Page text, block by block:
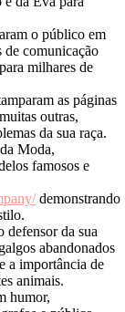
o público em
comunicação
milhares de
as páginas
outras,
da sua raça.
Moda,
famosos e
demonstrando
defensor da sua
abandonados
a importância de
animais.
humor,